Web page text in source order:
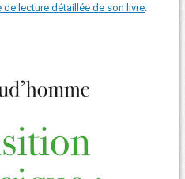
de lecture détaillée de son livre